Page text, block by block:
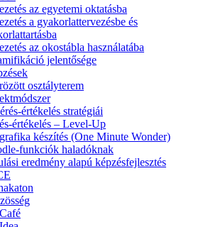
az egyetemi oktatásba
a gyakorlattervezésbe és
az okostábla használatába
jelentősége
osztályterem
értékelés stratégiái
értékelés – Level-Up
készítés (One Minute Wonder)
funkciók haladóknak
eredmény alapú képzésfejlesztés